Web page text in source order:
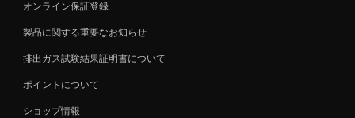
オンライン保証登録
製品に関する重要なお知らせ
排出ガス試験結果証明書について
ポイントについて
ショップ情報